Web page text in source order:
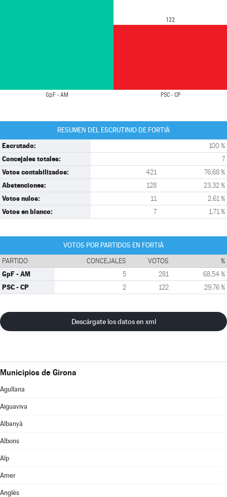
GpF - AM PSC - CP
122
RESUMEN DEL ESCRUTINIO DE FORTIÀ
Escrutado: 100 %
Concejales totales: 7
Votos contabilizados: 421 76,68 %
Abstenciones: 128 23,32 %
Votos nulos: 11 2,61 %
Votos en blanco: 7 1,71 %
VOTOS POR PARTIDOS EN FORTIÀ
PARTIDO CONCEJALES VOTOS %
GpF - AM 5 281 68,54 %
PSC - CP 2 122 29,76 %
Descárgate los datos en xml
Municipios de Girona
Agullana
Aiguaviva
Albanyà
Albons
Alp
Amer
Anglès